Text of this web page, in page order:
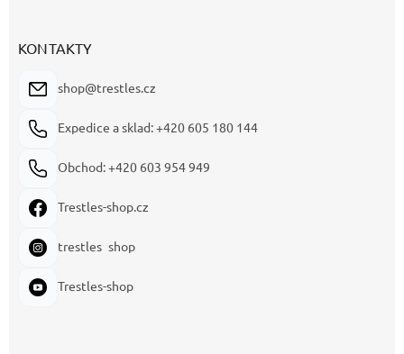
KONTAKTY
shop@trestles.cz
Expedice a sklad: +420 605 180 144
Obchod: +420 603 954 949
Trestles-shop.cz
trestles_shop
Trestles-shop